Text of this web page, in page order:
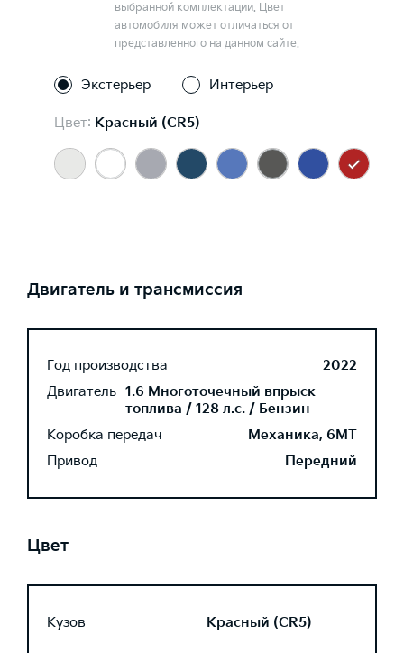
выбранной комплектации. Цвет
автомобиля может отличаться от
представленного на данном сайте.
Экстерьер Интерьер
Цвет: Красный (CR5)
Двигатель и трансмиссия
Год производства
2022
Двигатель 1.6 Многоточечный впрыск
топлива / 128 л.с. / Бензин
Коробка передач
Механика, 6MT
Привод
Передний
Цвет
Кузов Красный (CR5)